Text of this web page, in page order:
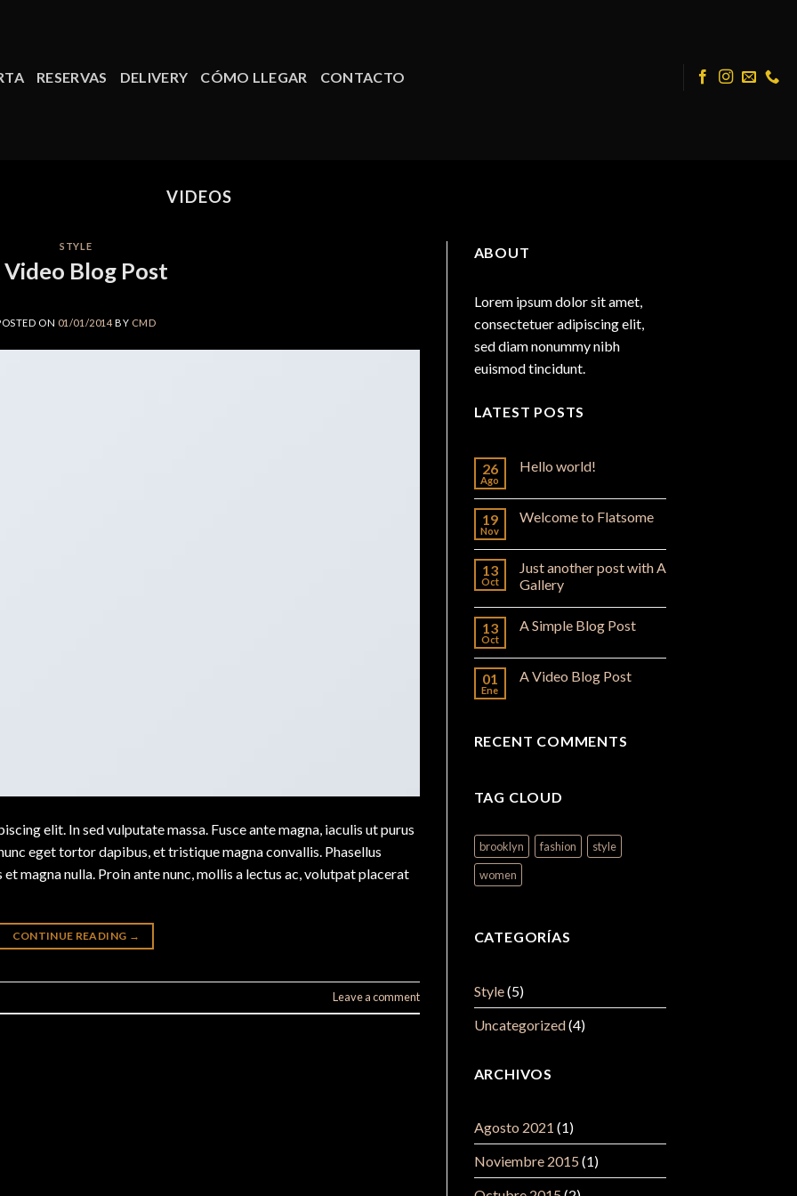
RESERVAS DELIVERY CÓMO LLEGAR CONTACTO
VIDEOS
STYLE
Video Blog Post
ON 01/01/2014BY CMD
elit. In sed vulputate massa. Fusce ante magna, iaculis ut purus
eget tortor dapibus, et tristique magna convallis. Phasellus
et magna nulla. Proin ante nunc, mollis a lectus ac, volutpat placerat
CONTINUE READING →
Leave a comment
ABOUT
Lorem ipsum dolor sit amet,
consectetuer adipiscing elit,
sed diam nonummy nibh
euismod tincidunt.
LATEST POSTS
26
Ago
Hello world!
19
Nov
Welcome to Flatsome
13
Oct
Just another post with A
Gallery
13
Oct
A Simple Blog Post
01
Ene
A Video Blog Post
RECENT COMMENTS
TAG CLOUD
brooklyn fashion
style
women
CATEGORÍAS
Style(5)
Uncategorized(4)
ARCHIVOS
Agosto 2021 (1)
Noviembre 2015(1)